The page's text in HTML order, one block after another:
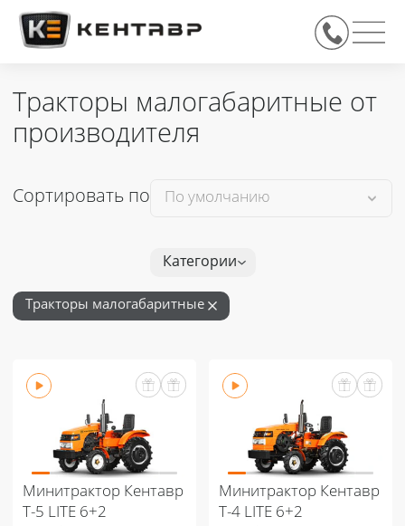
Тракторы малогабаритные от
производителя
Сортировать по
Категории
Тракторы малогабаритные
Минитрактор Кентавр
Т-5 LITE 6+2
Минитрактор Кентавр
Т-4 LITE 6+2